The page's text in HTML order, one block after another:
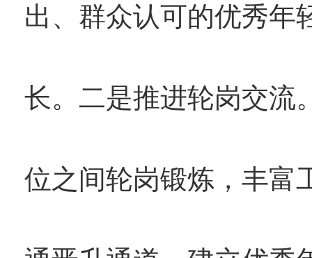
出、群众认可的优秀年
长。二是推进轮岗交流
位之间轮岗锻炼，丰富